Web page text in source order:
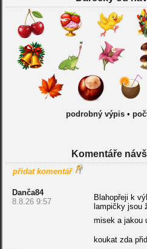
podrobný výpis•
Komentáře
přidat komentář
Danča84
8.8.26 9:57
Blahopřeji k
lampičky jsou
misek a jakou
koukat zda